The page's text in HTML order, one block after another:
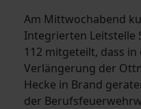
Am Mittwochabend
Integrierten
112 mitgeteilt, dass
Verlängerung der
Hecke in Brand
der